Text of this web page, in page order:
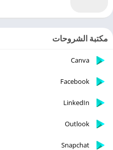
مكتبة الشروحات
Canva
Facebook
LinkedIn
Outlook
Snapchat